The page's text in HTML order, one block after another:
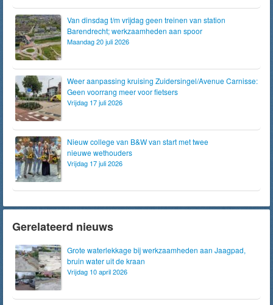
Van dinsdag t/m vrijdag geen treinen van station
Barendrecht; werkzaamheden aan spoor
Maandag 20 juli 2026
Weer aanpassing kruising Zuidersingel/Avenue Carnisse:
Geen voorrang meer voor fietsers
Vrijdag 17 juli 2026
Nieuw college van B&W van start met twee
nieuwe wethouders
Vrijdag 17 juli 2026
Gerelateerd nieuws
Grote waterlekkage bij werkzaamheden aan Jaagpad,
bruin water uit de kraan
Vrijdag 10 april 2026